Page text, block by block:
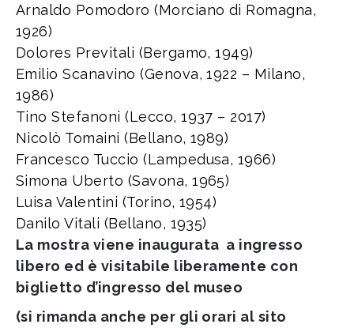
Arnaldo Pomodoro (Morciano di Romagna,
1926)
Dolores Previtali (Bergamo, 1949)
Emilio Scanavino (Genova, 1922 – Milano,
1986)
Tino Stefanoni (Lecco, 1937 – 2017)
Nicolò Tomaini (Bellano, 1989)
Francesco Tuccio (Lampedusa, 1966)
Simona Uberto (Savona, 1965)
Luisa Valentini (Torino, 1954)
Danilo Vitali (Bellano, 1935)
La mostra viene inaugurata a ingresso
libero ed è visitabile liberamente con
biglietto d’ingresso del museo
(si rimanda anche per gli orari al sito